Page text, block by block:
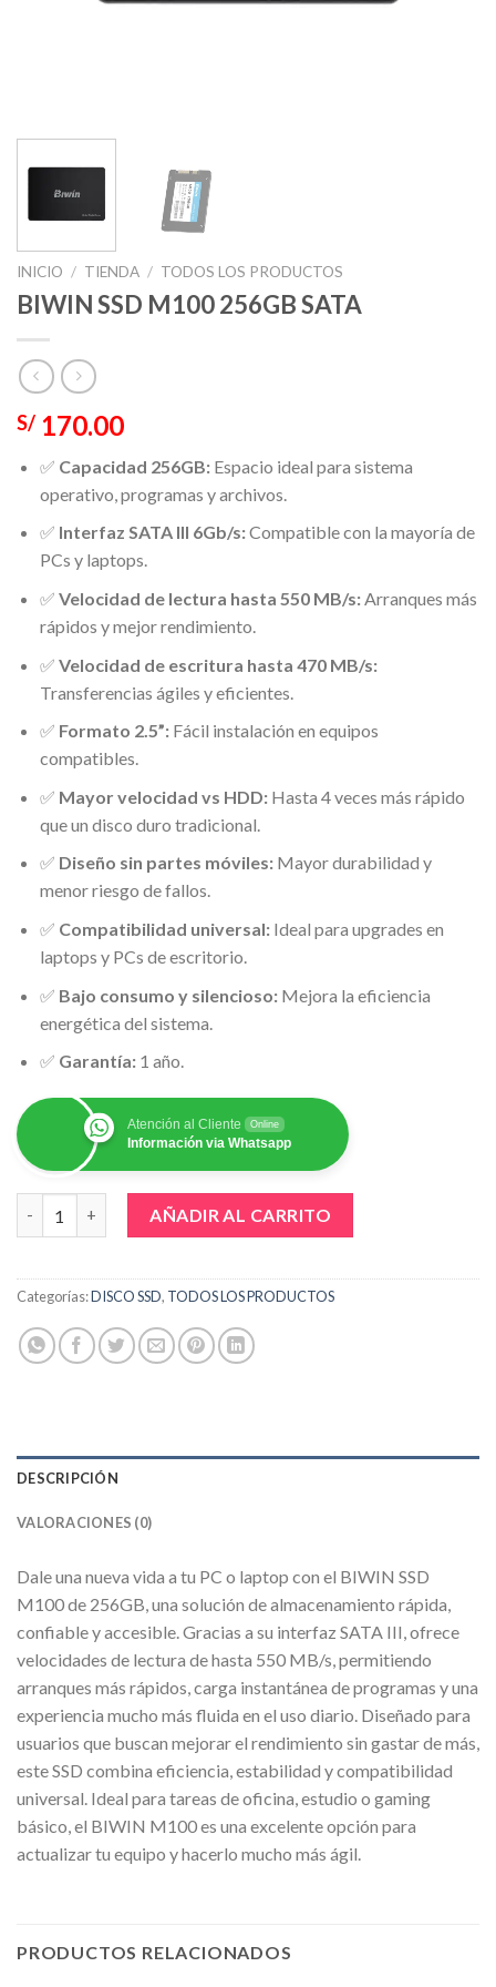
INICIO / TIENDA / TODOS LOS PRODUCTOS
BIWIN SSD M100 256GB SATA
S/ 170.00
✅ Capacidad 256GB:Espacio ideal para sistema
operativo, programas y archivos.
✅ Interfaz SATA III 6Gb/s:Compatible con la mayoría de
PCs y laptops.
✅ Velocidad de lectura hasta 550 MB/s:Arranques más
rápidos y mejor rendimiento.
✅ Velocidad de escritura hasta 470 MB/s:
Transferencias ágiles y eficientes.
✅ Formato 2.5”:Fácil instalación en equipos
compatibles.
✅ Mayor velocidad vs HDD:Hasta 4 veces más rápido
que un disco duro tradicional.
✅ Diseño sin partes móviles:Mayor durabilidad y
menor riesgo de fallos.
✅ Compatibilidad universal:Ideal para upgrades en
laptops y PCs de escritorio.
✅ Bajo consumo y silencioso:Mejora la eficiencia
energética del sistema.
✅ Garantía:1 año.
Atención al Cliente Online
Información via Whatsapp
BIWIN SSD M100 256GB SATA cantidad
AÑADIR AL CARRITO
Categorías:DISCO SSD, TODOS LOS PRODUCTOS
DESCRIPCIÓN
VALORACIONES (0)
Dale una nueva vida a tu PC o laptop con el BIWIN SSD
M100 de 256GB, una solución de almacenamiento rápida,
confiable y accesible. Gracias a su interfaz SATA III, ofrece
velocidades de lectura de hasta 550 MB/s, permitiendo
arranques más rápidos, carga instantánea de programas y una
experiencia mucho más fluida en el uso diario. Diseñado para
usuarios que buscan mejorar el rendimiento sin gastar de más,
este SSD combina eficiencia, estabilidad y compatibilidad
universal. Ideal para tareas de oficina, estudio o gaming
básico, el BIWIN M100 es una excelente opción para
actualizar tu equipo y hacerlo mucho más ágil.
PRODUCTOS RELACIONADOS